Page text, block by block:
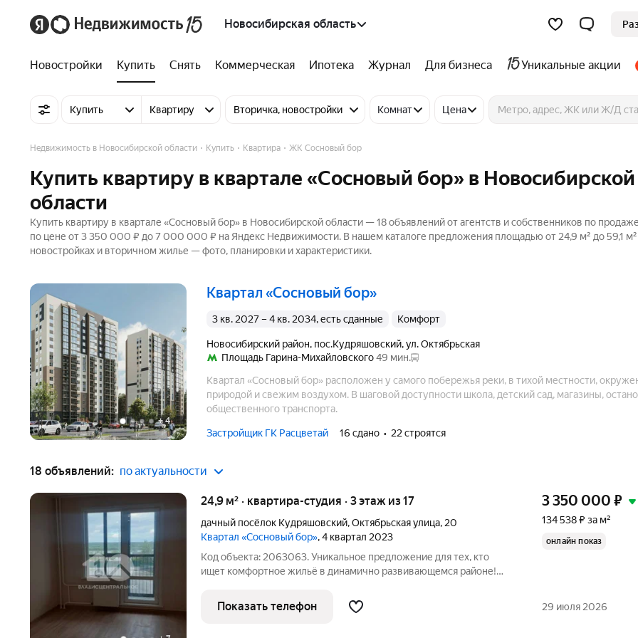
Новосибирская область
Новостройки Купить Снять Коммерческая Ипотека Журнал Для бизнеса Уникальные акции
Купить Квартиру Вторичка, новостройки Комнат Цена
Недвижимость в Новосибирской области Купить Квартира ЖК Сосновый бор
Купить квартиру в квартале «Сосновый бор» в Новосибирской
области
Купить квартиру в квартале «Сосновый бор» в Новосибирской области — 18 объявлений от агентств и собственников по
по цене от 3 350 000 ₽ до 7 000 000 ₽ на Яндекс Недвижимости. В нашем каталоге предложения площадью от 24,9 м² до 59,1 м²
новостройках и вторичном жилье — фото, планировки и характеристики.
квартал «Сосновый бор»
3 кв. 2027 – 4 кв. 2034, есть сданные комфорт
Площадь Гарина-Михайловского49 мин.
Новосибирский район, пос.Кудряшовский,ул. Октябрьская
Квартал «Сосновый бор» расположен у самого побережья реки, в тихой местности,
природой и свежим воздухом. В шаговой доступности школа, детский сад, магазины,
общественного транспорта.
Застройщик ГК Расцветай 16 сдано 22 строятся
+4
18 объявлений: по актуальности
24,9 м² · квартира-студия · 3 этаж из 17
дачный посёлок Кудряшовский,Октябрьская улица, 20
Квартал «Сосновый бор», 4 квартал 2023
Код объекта: 2063063. Уникальное предложение для тех, кто
ищет комфортное жильё в динамично развивающемся районе!
адресу Октябрьская улица, 20. Квартира расположена на 3 этаже
17-этажного
3 350 000 ₽
134 538 ₽ за м²
онлайн показ
Показать телефон 29 июля 2026